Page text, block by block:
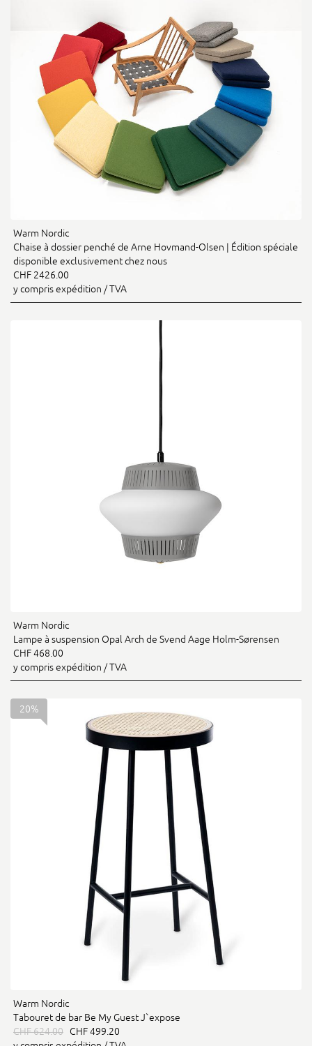
Warm Nordic
Chaise à dossier penché de Arne Hovmand-Olsen | Édition spéciale
disponible exclusivement chez nous
CHF 2426.00
y compris expédition / TVA
Warm Nordic
Lampe à suspension Opal Arch de Svend Aage Holm-Sørensen
CHF 468.00
y compris expédition / TVA
20%
Warm Nordic
Tabouret de bar Be My Guest J`expose
CHF 624.00 CHF 499.20